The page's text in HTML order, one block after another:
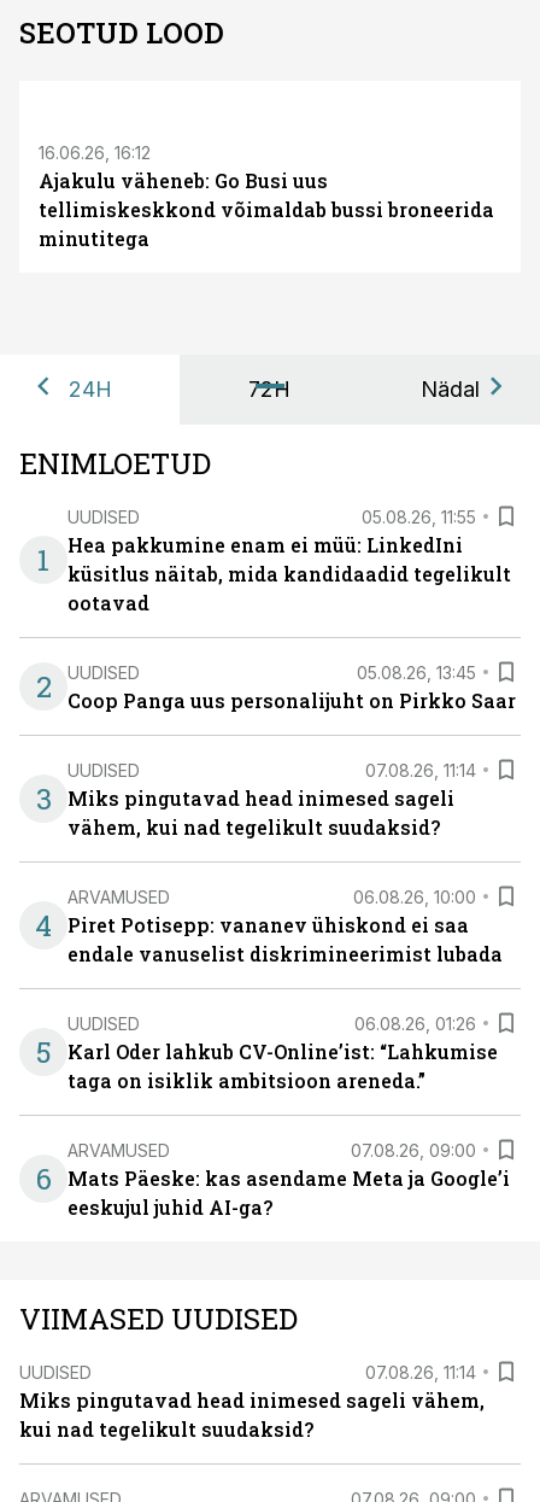
SEOTUD LOOD
16.06.26, 16:12
Ajakulu väheneb: Go Busi uus
tellimiskeskkond võimaldab bussi broneerida
minutitega
24H 72H Nädal
ENIMLOETUD
1
UUDISED 05.08.26, 11:55
Hea pakkumine enam ei müü: LinkedIni
küsitlus näitab, mida kandidaadid tegelikult
ootavad
2 UUDISED 05.08.26, 13:45
Coop Panga uus personalijuht on Pirkko Saar
3
UUDISED 07.08.26, 11:14
Miks pingutavad head inimesed sageli
vähem, kui nad tegelikult suudaksid?
4
ARVAMUSED 06.08.26, 10:00
Piret Potisepp: vananev ühiskond ei saa
endale vanuselist diskrimineerimist lubada
5
UUDISED 06.08.26, 01:26
Karl Oder lahkub CV-Online’ist: “Lahkumise
taga on isiklik ambitsioon areneda.”
6
ARVAMUSED 07.08.26, 09:00
Mats Päeske: kas asendame Meta ja Google’i
eeskujul juhid AI-ga?
VIIMASED UUDISED
UUDISED 07.08.26, 11:14
Miks pingutavad head inimesed sageli vähem,
kui nad tegelikult suudaksid?